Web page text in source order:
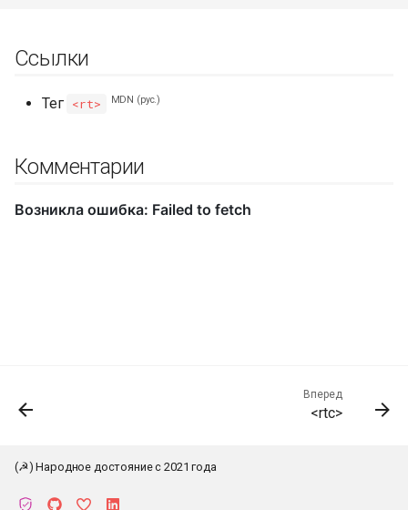
Ссылки
Тег <rt> MDN (рус.)
Комментарии
К началу
Вперед
<rtc>
(☭) Народное достояние с 2021 года